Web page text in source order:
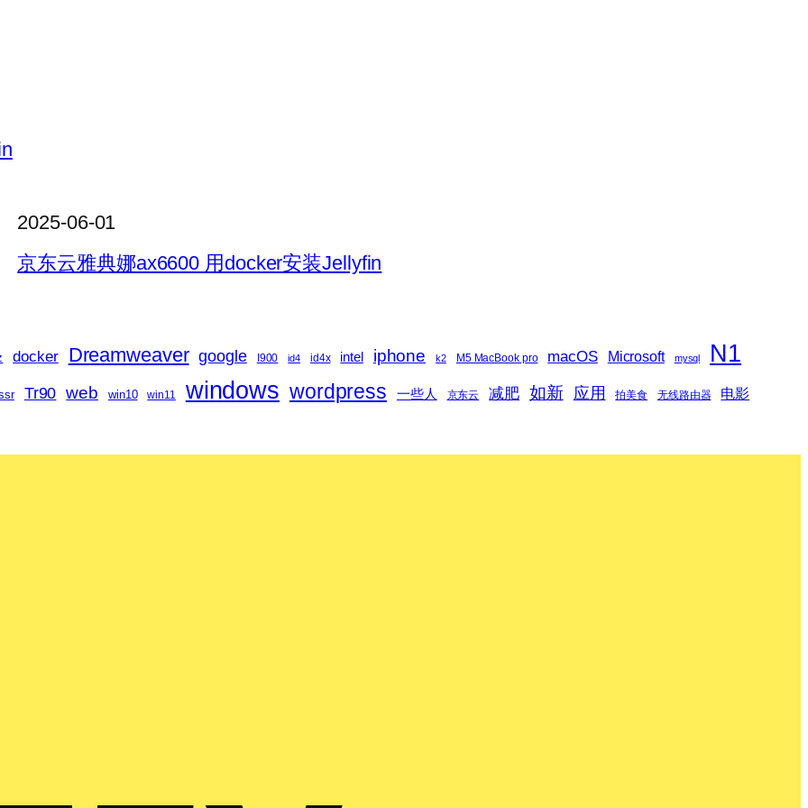
2025-06-01
京东云雅典娜ax6600 用docker安装Jellyfin
docker Dreamweaver google I900 id4 id4x intel iphone k2 M5 MacBook pro macOS Microsoft mysql N1
Tr90 web win10 win11 windows wordpress 一些人 京东云 减肥 如新 应用 拍美食 无线路由器 电影